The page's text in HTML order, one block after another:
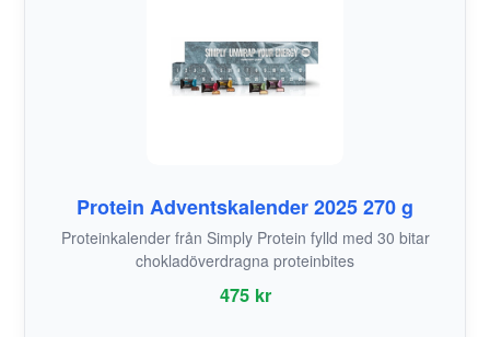
Protein Adventskalender 2025 270 g
Proteinkalender från Simply Protein fylld med 30 bitar
chokladöverdragna proteinbites
475 kr